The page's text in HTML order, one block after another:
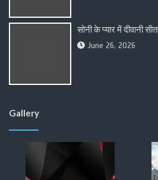
सोनी के प्यार में दीवानी
June 26, 2026
Gallery